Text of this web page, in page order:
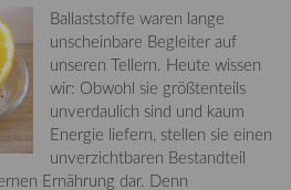
Ballaststoffe waren lange
unscheinbare Begleiter auf
unseren Tellern. Heute wissen
wir: Obwohl sie größtenteils
unverdaulich sind und kaum
Energie liefern, stellen sie einen
unverzichtbaren Bestandteil
Ernährung dar. Denn